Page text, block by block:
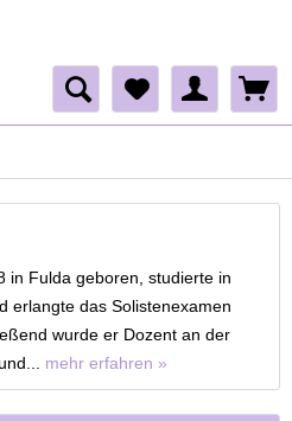
in Fulda geboren, studierte in
erlangte das Solistenexamen
wurde er Dozent an der
mehr erfahren »